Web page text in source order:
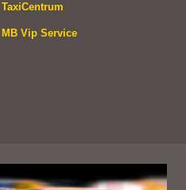
TaxiCentrum
MB Vip Service